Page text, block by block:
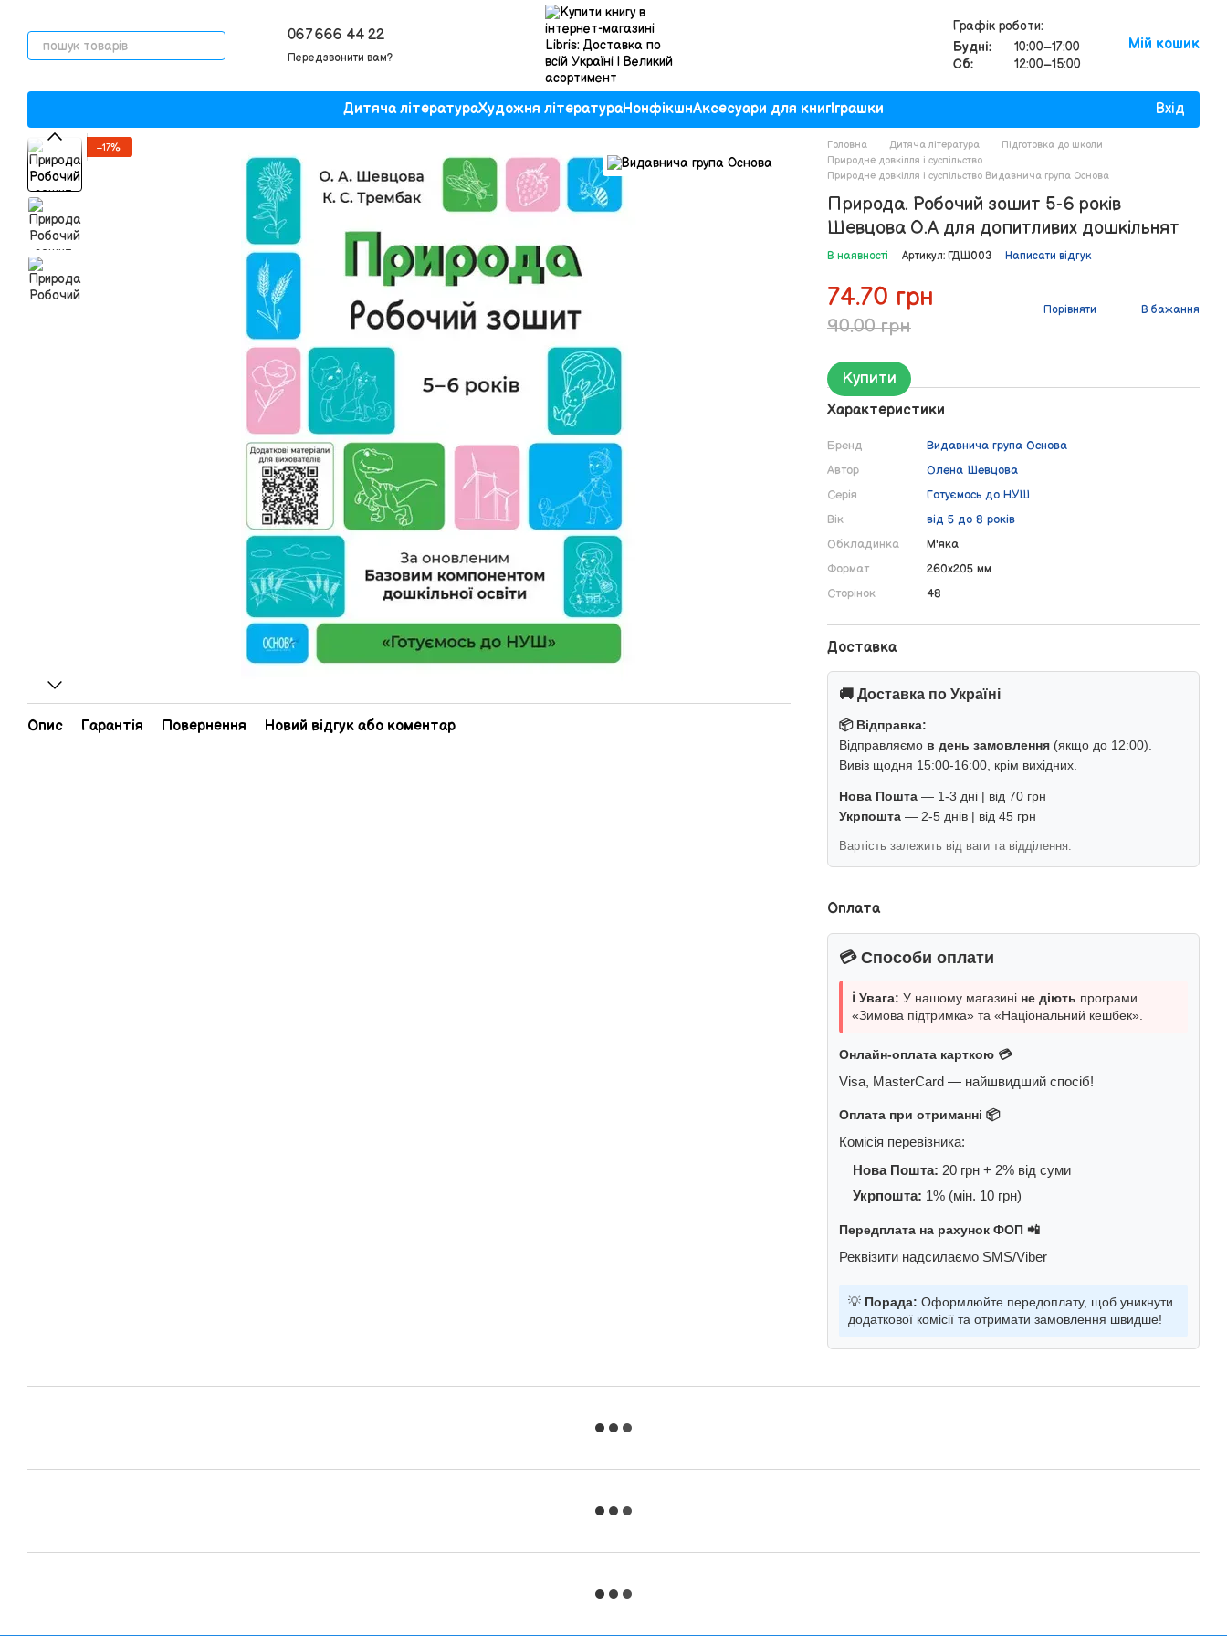
067 666 44 22
Передзвонити вам?
Графік роботи:
Будні:
10:00–17:00
Сб:
12:00–15:00
Мій кошик
Дитяча літератураХудожня літератураНонфікшнАксесуари для книгІграшки Вхід
−17%
Опис Гарантія Повернення Новий відгук або коментар
Головна Дитяча література
Підготовка до школи
Природне довкілля і суспільство
Природне довкілля і суспільство Видавнича група Основа
Природа. Робочий зошит 5-6 років
Шевцова О.А для допитливих дошкільнят
В наявності Артикул: ГДШ003 Написати відгук
74.70 грн
90.00 грн
Порівняти В бажання
Купити
Характеристики
Бренд
Видавнича група Основа
Автор
Олена Шевцова
Серія
Готуємось до НУШ
Вік
від 5 до 8 років
Обкладинка
М'яка
Формат
260х205 мм
Сторінок
48
Доставка
🚚 Доставка по Україні
📦 Відправка:
Відправляємо в день замовлення (якщо до 12:00).
Вивіз щодня 15:00-16:00, крім вихідних.
Нова Пошта — 1-3 дні | від 70 грн
Укрпошта — 2-5 днів | від 45 грн
Вартість залежить від ваги та відділення.
Оплата
💳 Способи оплати
ℹ️ Увага: У нашому магазині не діють програми
«Зимова підтримка» та «Національний кешбек».
Онлайн-оплата карткою 💳
Visa, MasterCard — найшвидший спосіб!
Оплата при отриманні 📦
Комісія перевізника:
Нова Пошта: 20 грн + 2% від суми
Укрпошта: 1% (мін. 10 грн)
Передплата на рахунок ФОП 📲
Реквізити надсилаємо SMS/Viber
💡 Порада: Оформлюйте передоплату, щоб уникнути
додаткової комісії та отримати замовлення швидше!